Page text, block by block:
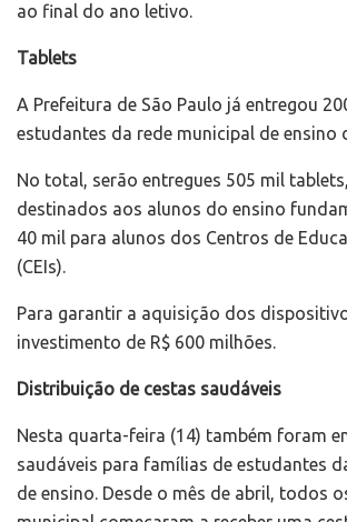
ao final do ano letivo.
Tablets
A Prefeitura de São Paulo já entregou
estudantes da rede municipal de ensino
No total, serão entregues 505 mil
destinados aos alunos do ensino
40 mil para alunos dos Centros de
(CEIs).
Para garantir a aquisição dos
investimento de R$ 600 milhões.
Distribuição de cestas saudáveis
Nesta quarta-feira (14) também foram
saudáveis para famílias de estudantes
de ensino. Desde o mês de abril, todos